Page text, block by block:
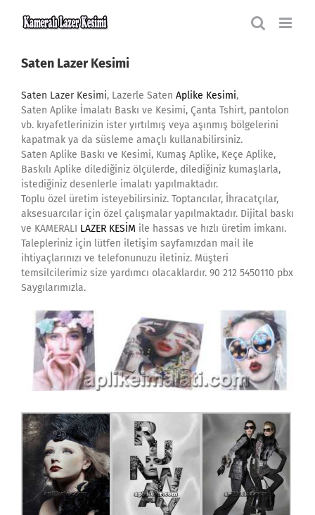
Saten Lazer Kesimi
Saten Lazer Kesimi, Lazerle Saten Aplike Kesimi,
Saten Aplike İmalatı Baskı ve Kesimi, Çanta Tshirt, pantolon
vb. kıyafetlerinizin ister yırtılmış veya aşınmış bölgelerini
kapatmak ya da süsleme amaçlı kullanabilirsiniz.
Saten Aplike Baskı ve Kesimi, Kumaş Aplike, Keçe Aplike,
Baskılı Aplike dilediğiniz ölçülerde, dilediğiniz kumaşlarla,
istediğiniz desenlerle imalatı yapılmaktadır.
Toplu özel üretim isteyebilirsiniz. Toptancılar, İhracatçılar,
aksesuarcılar için özel çalışmalar yapılmaktadır. Dijital baskı
ve KAMERALI LAZER KESİM ile hassas ve hızlı üretim imkanı.
Talepleriniz için lütfen iletişim sayfamızdan mail ile
ihtiyaçlarınızı ve telefonunuzu iletiniz. Müşteri
temsilcilerimiz size yardımcı olacaklardır. 90 212 5450110 pbx
Saygılarımızla.